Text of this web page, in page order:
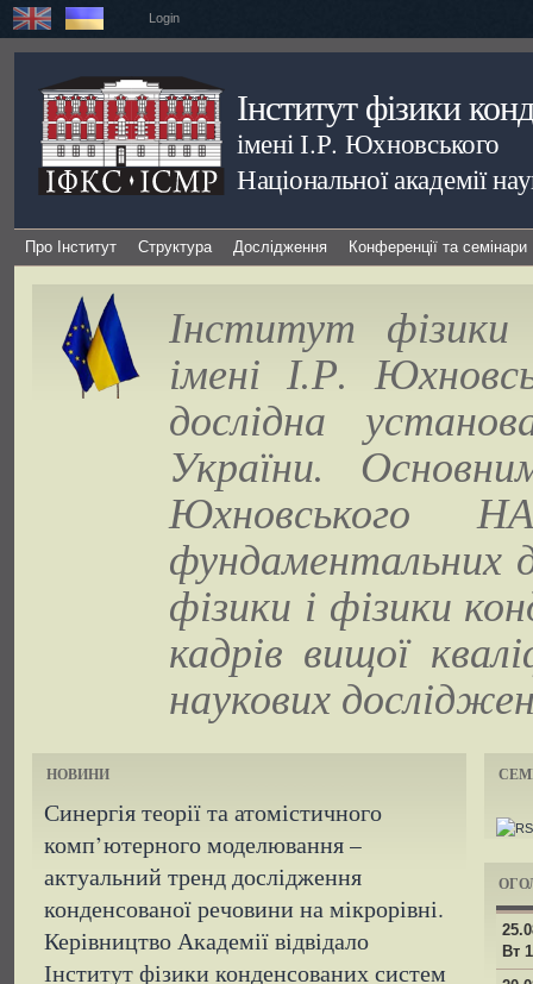
Login
Інститут фізики
імені І.Р. Юхновського
Національної академії
Про Інститут Структура Дослідження Конференції та семінари
Інститут
імені І.Р.
дослідна
України.
Юхновського
фундаментальних
фізики і фізики
кадрів вищої
наукових
НОВИНИ
Синергія теорії та атомістичного
комп’ютерного моделювання –
актуальний тренд дослідження
конденсованої речовини на мікрорівні.
Керівництво Академії відвідало
Інститут фізики конденсованих систем
Вт